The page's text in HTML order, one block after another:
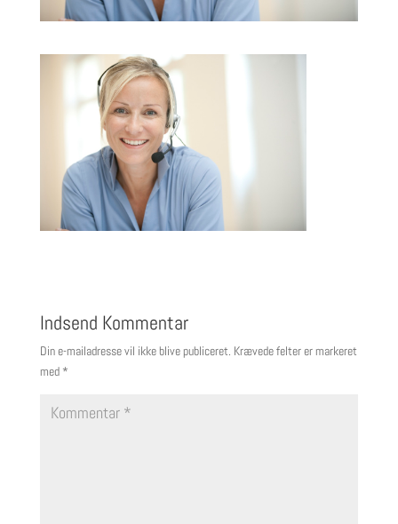
Indsend Kommentar
Din e-mailadresse vil ikke blive publiceret. Krævede felter er markeret
med *